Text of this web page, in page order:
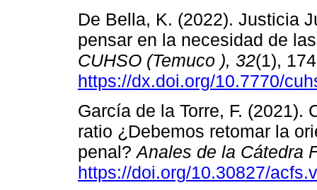
De Bella, K. (2022). Justicia
pensar en la necesidad de
CUHSO (Temuco ), 32(1),
https://dx.doi.org/10.7770/
García de la Torre, F. (2021).
ratio ¿Debemos retomar la
penal?Anales de la Cátedra
https://doi.org/10.30827/